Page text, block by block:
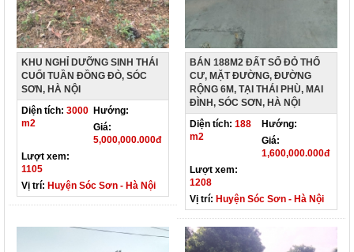
KHU NGHỈ DƯỠNG SINH THÁI
CUỐI TUẦN ĐỒNG ĐÒ, SÓC
SƠN, HÀ NỘI
Diện tích: 3000
m2
Hướng:
Giá:
5,000,000.000đ
Lượt xem:
1105
Vị trí: Huyện Sóc Sơn - Hà Nội
BÁN 188M2 ĐẤT SỔ ĐỎ THỔ
CƯ, MẶT ĐƯỜNG, ĐƯỜNG
RỘNG 6M, TẠI THÁI PHÙ, MAI
ĐÌNH, SÓC SƠN, HÀ NỘI
Diện tích: 188
m2
Hướng:
Giá:
1,600,000.000đ
Lượt xem:
1208
Vị trí: Huyện Sóc Sơn - Hà Nội